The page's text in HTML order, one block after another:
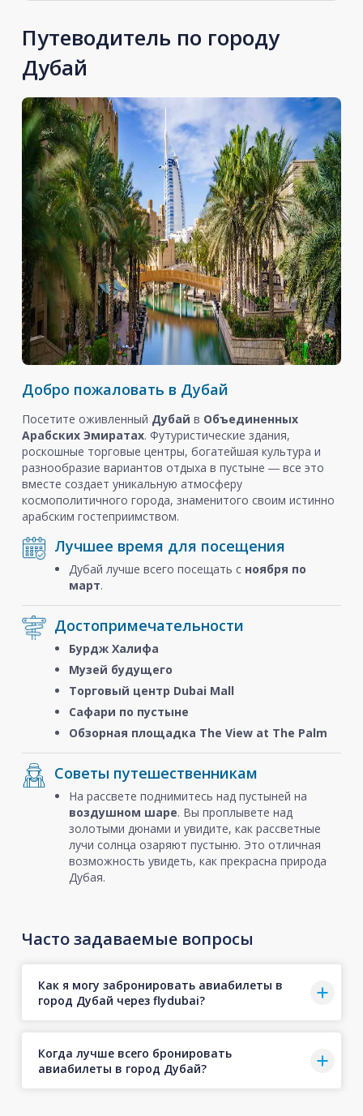
Путеводитель по городу
Дубай
Добро пожаловать в Дубай
Посетите оживленный Дубай в Объединенных
Арабских Эмиратах. Футуристические здания,
роскошные торговые центры, богатейшая культура и
разнообразие вариантов отдыха в пустыне ― все это
вместе создает уникальную атмосферу
космополитичного города, знаменитого своим истинно
арабским гостеприимством.
Лучшее время для посещения
Дубай лучше всего посещать с ноября по
март.
Достопримечательности
Бурдж Халифа
Музей будущего
Торговый центр Dubai Mall
Сафари по пустыне
Обзорная площадка The View at The Palm
Советы путешественникам
На рассвете поднимитесь над пустыней на
воздушном шаре. Вы проплывете над
золотыми дюнами и увидите, как рассветные
лучи солнца озаряют пустыню. Это отличная
возможность увидеть, как прекрасна природа
Дубая.
Часто задаваемые вопросы
Как я могу забронировать авиабилеты в
город Дубай через flydubai?
Когда лучше всего бронировать
авиабилеты в город Дубай?